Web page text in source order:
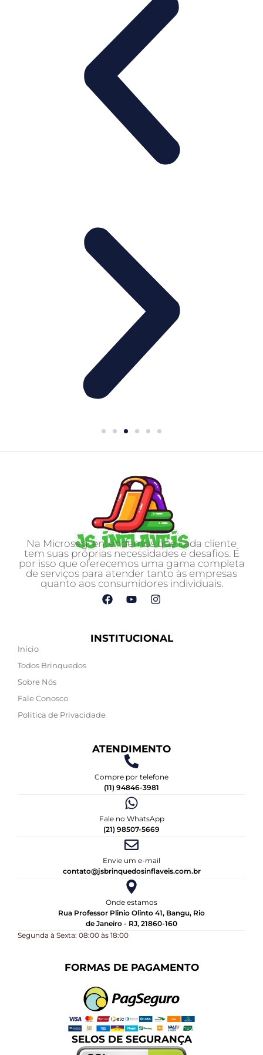
Na Microseg, entendemos que cada cliente
tem suas próprias necessidades e desafios. É
por isso que oferecemos uma gama completa
de serviços para atender tanto às empresas
quanto aos consumidores individuais.
INSTITUCIONAL
Início
Todos Brinquedos
Sobre Nós
Fale Conosco
Politica de Privacidade
ATENDIMENTO
Compre por telefone
(11) 94846-3981
Fale no WhatsApp
(21) 98507-5669
Envie um e-mail
contato@jsbrinquedosinflaveis.com.br
Onde estamos
Rua Professor Plinio Olinto 41, Bangu, Rio
de Janeiro - RJ, 21860-160
Segunda à Sexta: 08:00 às 18:00
FORMAS DE PAGAMENTO
SELOS DE SEGURANÇA